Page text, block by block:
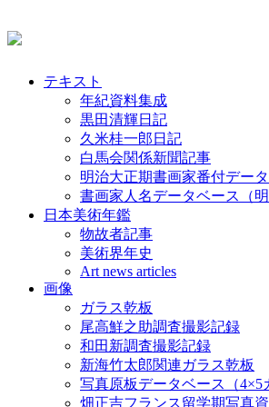
テキスト
年紀資料集成
黒田清輝日記
久米桂一郎日記
白馬会関係新聞記事
明治大正期書画家番付デー
書画家人名データベース（
日本美術年鑑
物故者記事
美術界年史
Art news articles
画像
ガラス乾板
尾高鮮之助調査撮影記録
和田新調査撮影記録
新海竹太郎関連ガラス乾板
写真原板データベース（4×5
畑正吉フランス留学期写真